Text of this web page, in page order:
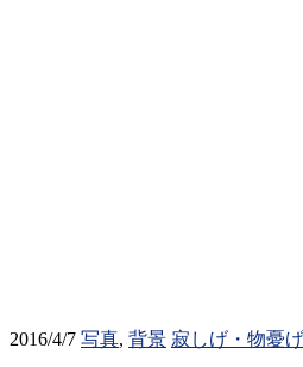
2016/4/7 写真, 背景 寂しげ・物憂